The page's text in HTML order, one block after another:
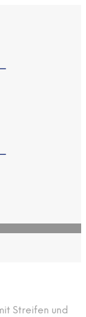
Streifen und